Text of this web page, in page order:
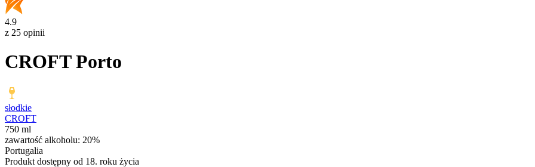
4.9
z 25 opinii
CROFT Porto
słodkie
CROFT
750 ml
zawartość alkoholu: 20%
Portugalia
Produkt dostępny od 18. roku życia